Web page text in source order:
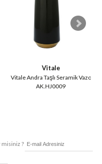
Vitale
Vitale Andra Taşlı Seramik Vazo
AK.HJ0009
misiniz ?